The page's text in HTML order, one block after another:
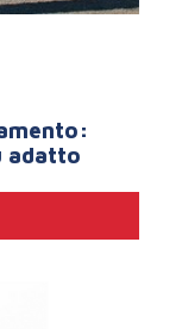
adatto